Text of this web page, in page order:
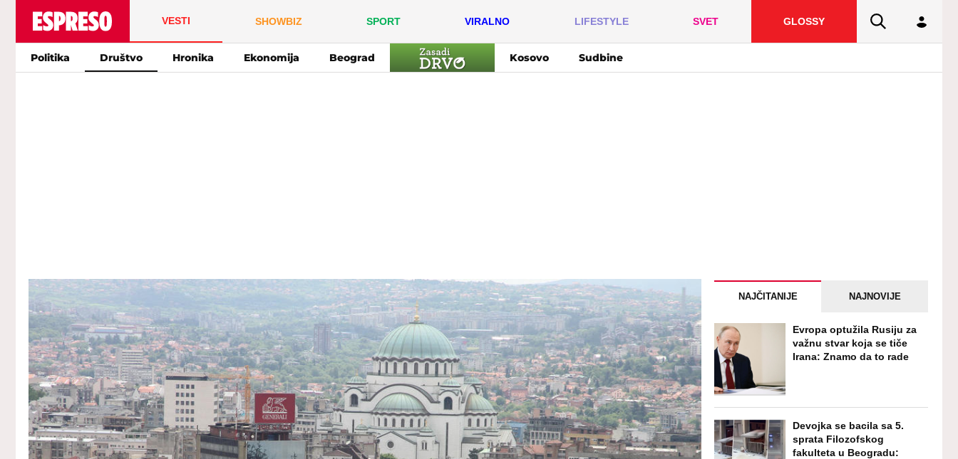
VESTI SHOWBIZ SPORT VIRALNO LIFESTYLE SVET GLOSSY
Politika Društvo Hronika Ekonomija Beograd Kosovo Sudbine
NAJČITANIJE NAJNOVIJE
Evropa optužila Rusiju za
važnu stvar koja se tiče
Irana: Znamo da to rade
Devojka se bacila sa 5.
sprata Filozofskog
fakulteta u Beogradu: